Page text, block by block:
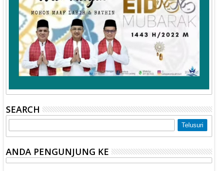
SEARCH
ANDA PENGUNJUNG KE